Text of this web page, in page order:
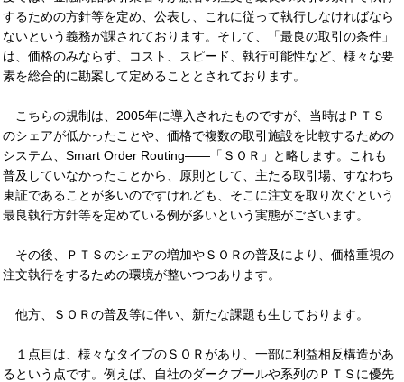
するための方針等を定め、公表し、これに従って執行しなければなら
ないという義務が課されております。そして、「最良の取引の条件」
は、価格のみならず、コスト、スピード、執行可能性など、様々な要
素を総合的に勘案して定めることとされております。
こちらの規制は、2005年に導入されたものですが、当時はＰＴＳ
のシェアが低かったことや、価格で複数の取引施設を比較するための
システム、Smart Order Routing――「ＳＯＲ」と略します。これも
普及していなかったことから、原則として、主たる取引場、すなわち
東証であることが多いのですけれども、そこに注文を取り次ぐという
最良執行方針等を定めている例が多いという実態がございます。
その後、ＰＴＳのシェアの増加やＳＯＲの普及により、価格重視の
注文執行をするための環境が整いつつあります。
他方、ＳＯＲの普及等に伴い、新たな課題も生じております。
１点目は、様々なタイプのＳＯＲがあり、一部に利益相反構造があ
るという点です。例えば、自社のダークプールや系列のＰＴＳに優先